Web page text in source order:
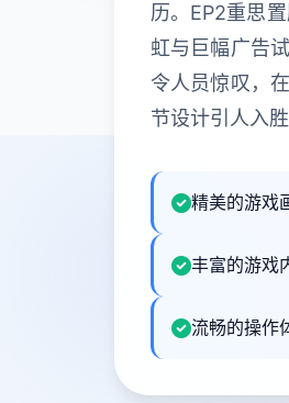
历。EP2重思
虹与巨幅广告
令人员惊叹，
节设计引人入
精美的游戏
丰富的游戏
流畅的操作